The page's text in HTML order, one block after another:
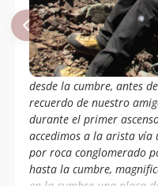
desde la cumbre, antes
recuerdo de nuestro
durante el primer
accedimos a la arista vía
por roca conglomerado
hasta la cumbre,